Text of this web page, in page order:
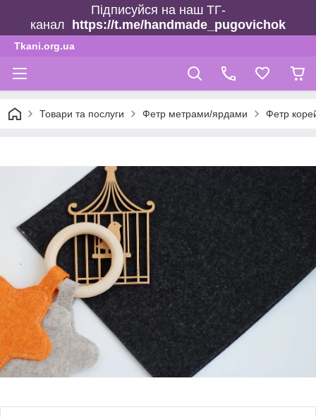
Підписуйся на наш ТГ-
канал
https://t.me/handmade_pugovichok
Tkani.org.ua
Товари та послуги Фетр метрами/ярдами Фетр